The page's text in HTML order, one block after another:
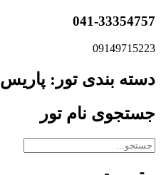
041-33354757
09149715223
دسته بندی تور: پاریس
جستجوی نام تور